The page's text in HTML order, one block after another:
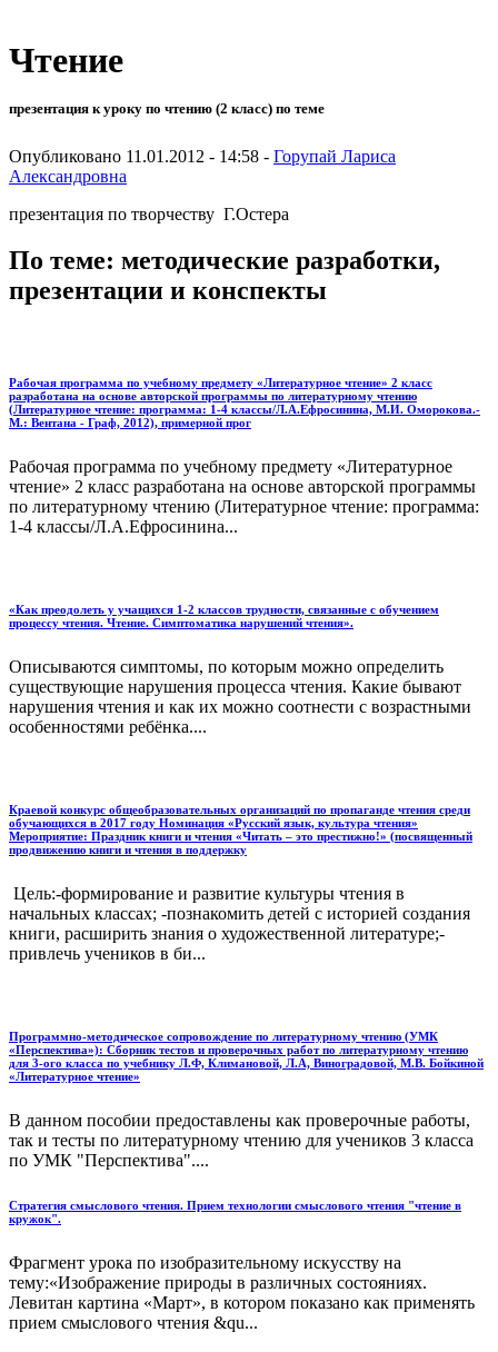
Чтение
презентация к уроку по чтению (2 класс) по теме
Опубликовано 11.01.2012 - 14:58 - Горупай Лариса
Александровна
презентация по творчеству Г.Остера
По теме: методические разработки,
презентации и конспекты
Рабочая программа по учебному предмету «Литературное чтение» 2 класс
разработана на основе авторской программы по литературному чтению
(Литературное чтение: программа: 1-4 классы/Л.А.Ефросинина, М.И. Оморокова.-
М.: Вентана - Граф, 2012), примерной прог
Рабочая программа по учебному предмету «Литературное
чтение» 2 класс разработана на основе авторской программы
по литературному чтению (Литературное чтение: программа:
1-4 классы/Л.А.Ефросинина...
«Как преодолеть у учащихся 1-2 классов трудности, связанные с обучением
процессу чтения. Чтение. Симптоматика нарушений чтения».
Описываются симптомы, по которым можно определить
существующие нарушения процесса чтения. Какие бывают
нарушения чтения и как их можно соотнести с возрастными
особенностями ребёнка....
Краевой конкурс общеобразовательных организаций по пропаганде чтения среди
обучающихся в 2017 году Номинация «Русский язык, культура чтения»
Мероприятие: Праздник книги и чтения «Читать – это престижно!» (посвященный
продвижению книги и чтения в поддержку
Цель:-формирование и развитие культуры чтения в
начальных классах; -познакомить детей с историей создания
книги, расширить знания о художественной литературе;-
привлечь учеников в би...
Программно-методическое сопровождение по литературному чтению (УМК
«Перспектива»): Сборник тестов и проверочных работ по литературному чтению
для 3-ого класса по учебнику Л.Ф, Климановой, Л.А, Виноградовой, М.В. Бойкиной
«Литературное чтение»
В данном пособии предоставлены как проверочные работы,
так и тесты по литературному чтению для учеников 3 класса
по УМК "Перспектива"....
Стратегия смыслового чтения. Прием технологии смыслового чтения "чтение в
кружок".
Фрагмент урока по изобразительному искусству на
тему:«Изображение природы в различных состояниях.
Левитан картина «Март», в котором показано как применять
прием смыслового чтения &qu...